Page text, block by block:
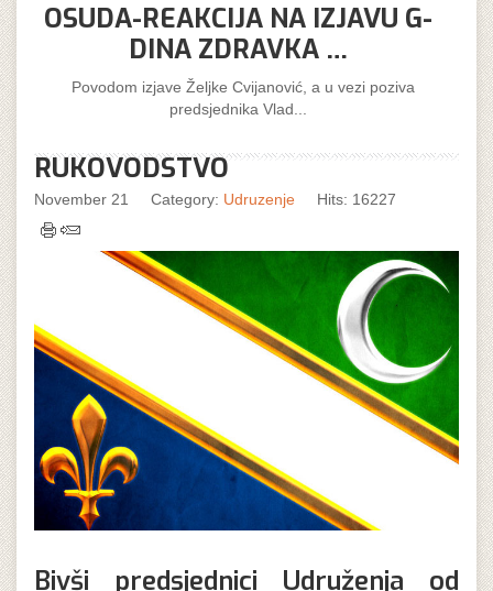
OSUDA-REAKCIJA NA IZJAVU G-
DINA ZDRAVKA …
Povodom izjave Željke Cvijanović, a u vezi poziva
predsjednika Vlad...
RUKOVODSTVO
November 21 Category: Udruzenje Hits: 16227
Bivši predsjednici Udruženja od